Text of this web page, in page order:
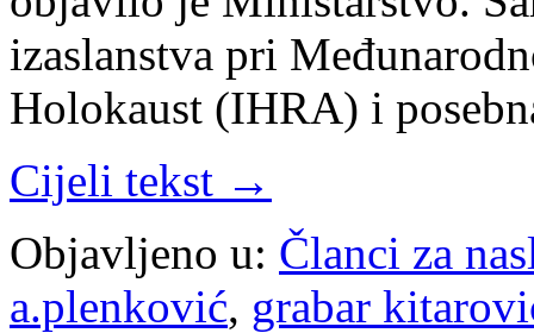
izaslanstva pri
Holokaust (IHRA) i
Cijeli tekst →
Objavljeno u: Članci za
a.plenković, grabar